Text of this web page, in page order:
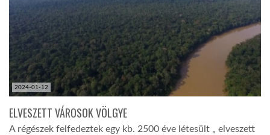
2024-01-12
ELVESZETT VÁROSOK VÖLGYE
A régészek felfedeztek egy kb. 2500 éve létesült „ elveszett